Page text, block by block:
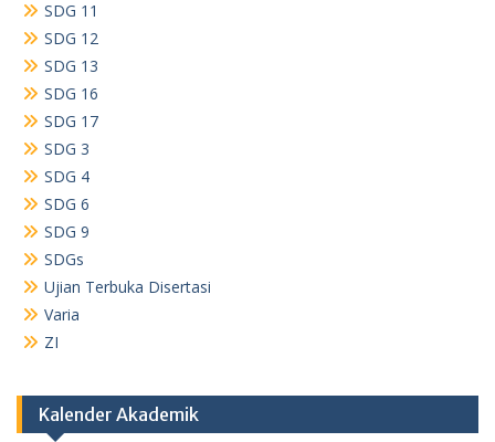
SDG 11
SDG 12
SDG 13
SDG 16
SDG 17
SDG 3
SDG 4
SDG 6
SDG 9
SDGs
Ujian Terbuka Disertasi
Varia
ZI
Kalender Akademik